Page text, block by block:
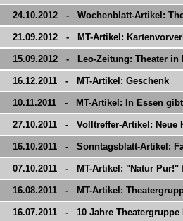
24.10.2012 - Wochenblatt-Artikel:
21.09.2012 - MT-Artikel:
15.09.2012 - Leo-Zeitung: Theater in
16.12.2011 - MT-Artikel: Geschenk
10.11.2011 - MT-Artikel: In Essen
27.10.2011 - Volltreffer-Artikel: Neue
16.10.2011 - Sonntagsblatt-Artikel:
07.10.2011 - MT-Artikel: "Natur Pur!"
16.08.2011 - MT-Artikel:
16.07.2011 - 10 Jahre Theatergruppe